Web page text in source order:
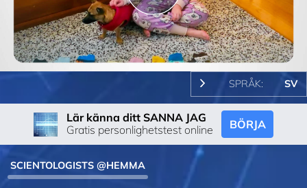
Play
Video
SPRÅK: SV
Lär känna ditt SANNA JAG
Gratis personlighetstest online
BÖRJA
SCIENTOLOGISTS @HEMMA